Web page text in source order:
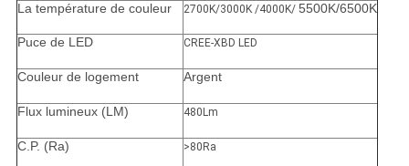
La température de couleur 2700K/3000K /4000K/ 5500K/6500K
Puce de LED CREE-XBD LED
Couleur de logement Argent
Flux lumineux (LM) 480Lm
C.P. (Ra) >80Ra